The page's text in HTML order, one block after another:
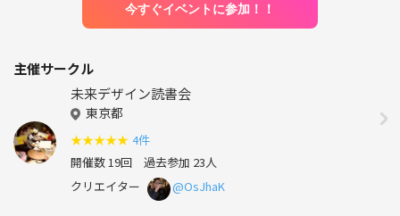
今すぐイベントに参加！！
主催サークル
未来デザイン読書会
東京都
★★★★★ 4件
開催数 19回 過去参加 23人
クリエイター
@OsJhaK